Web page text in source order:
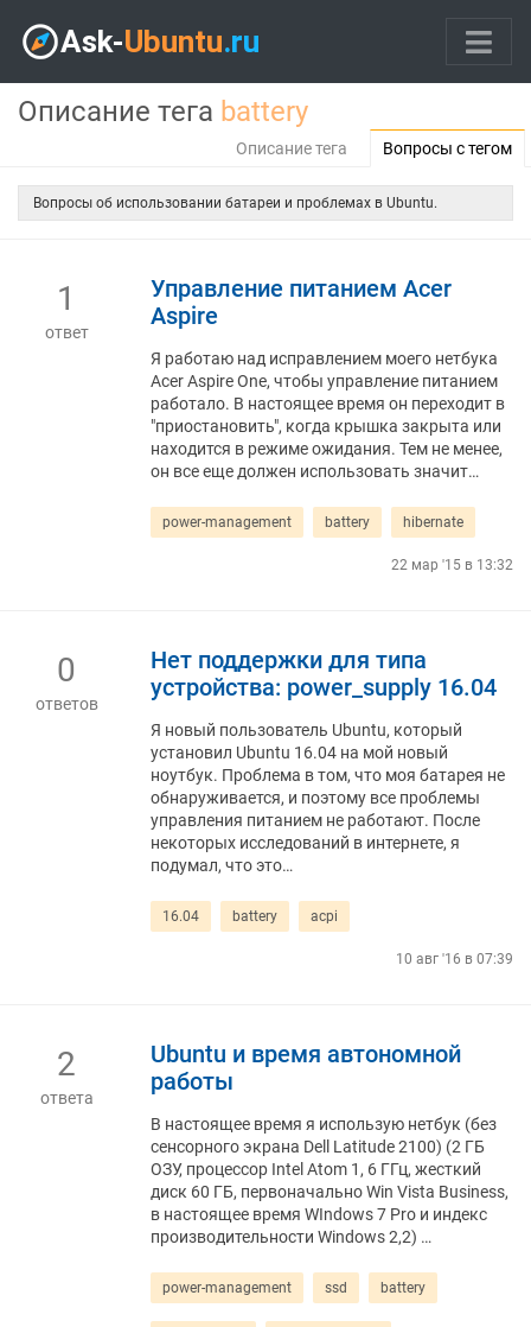
Описание тега battery
Описание тега Вопросы с тегом
Вопросы об использовании батареи и проблемах в Ubuntu.
1
ответ
Управление питанием Acer
Aspire
Я работаю над исправлением моего нетбука
Acer Aspire One, чтобы управление питанием
работало. В настоящее время он переходит в
"приостановить", когда крышка закрыта или
находится в режиме ожидания. Тем не менее,
он все еще должен использовать значит…
power-management battery hibernate
22 мар '15 в 13:32
0
ответов
Нет поддержки для типа
устройства: power_supply 16.04
Я новый пользователь Ubuntu, который
установил Ubuntu 16.04 на мой новый
ноутбук. Проблема в том, что моя батарея не
обнаруживается, и поэтому все проблемы
управления питанием не работают. После
некоторых исследований в интернете, я
подумал, что это…
16.04 battery acpi
10 авг '16 в 07:39
2
ответа
Ubuntu и время автономной
работы
В настоящее время я использую нетбук (без
сенсорного экрана Dell Latitude 2100) (2 ГБ
ОЗУ, процессор Intel Atom 1, 6 ГГц, жесткий
диск 60 ГБ, первоначально Win Vista Business,
в настоящее время WIndows 7 Pro и индекс
производительности Windows 2,2) …
power-management ssd battery